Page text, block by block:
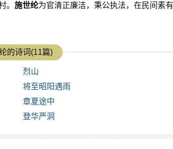
。 施世纶为官清正廉洁，秉公执法，在民间素
的诗词(11篇)
烈山
将至昭阳遇雨
章夏途中
登华严洞